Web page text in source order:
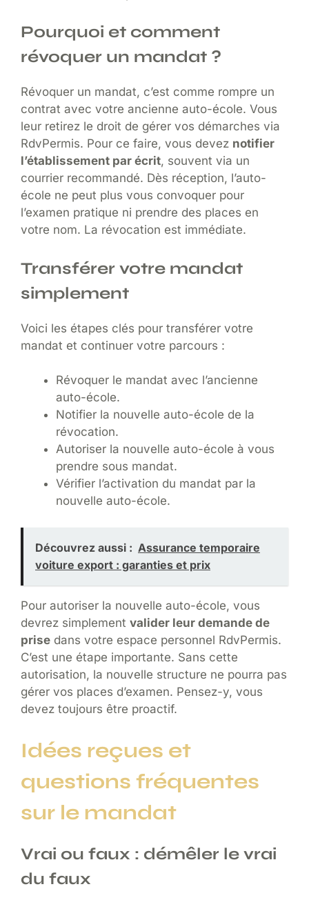
Pourquoi et comment
révoquer un mandat ?
Révoquer un mandat, c’est comme rompre un
contrat avec votre ancienne auto-école. Vous
leur retirez le droit de gérer vos démarches via
RdvPermis. Pour ce faire, vous devez notifier
l’établissement par écrit, souvent via un
courrier recommandé. Dès réception, l’auto-
école ne peut plus vous convoquer pour
l’examen pratique ni prendre des places en
votre nom. La révocation est immédiate.
Transférer votre mandat
simplement
Voici les étapes clés pour transférer votre
mandat et continuer votre parcours :
Révoquer le mandat avec l’ancienne
auto-école.
Notifier la nouvelle auto-école de la
révocation.
Autoriser la nouvelle auto-école à vous
prendre sous mandat.
Vérifier l’activation du mandat par la
nouvelle auto-école.
Découvrez aussi : Assurance temporaire
voiture export : garanties et prix
Pour autoriser la nouvelle auto-école, vous
devrez simplement valider leur demande de
prise dans votre espace personnel RdvPermis.
C’est une étape importante. Sans cette
autorisation, la nouvelle structure ne pourra pas
gérer vos places d’examen. Pensez-y, vous
devez toujours être proactif.
Idées reçues et
questions fréquentes
sur le mandat
Vrai ou faux : démêler le vrai
du faux